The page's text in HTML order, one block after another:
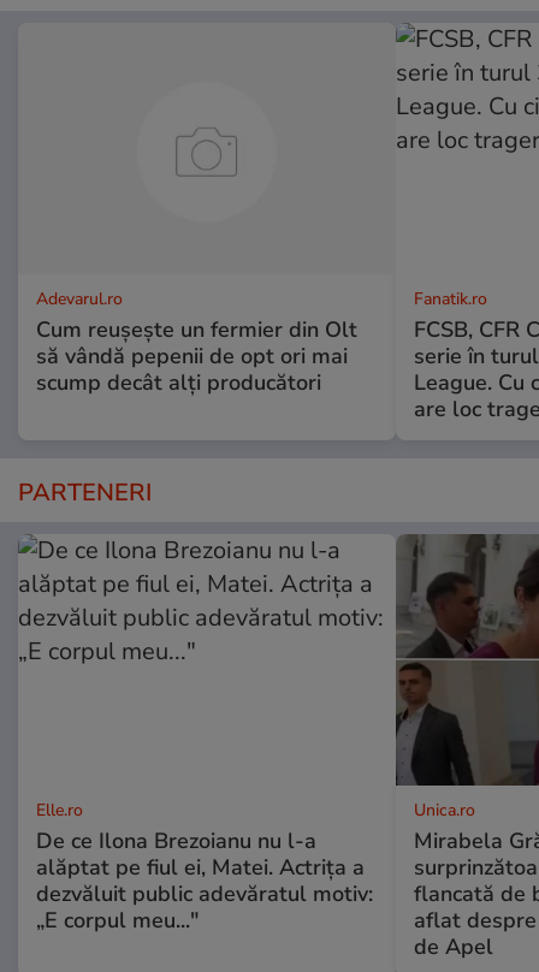
Adevarul.ro
Cum reușește un fermier din Olt
să vândă pepenii de opt ori mai
scump decât alți producători
Fanatik.ro
FCSB, CFR
serie în
League. Cu
are loc
PARTENERI
Elle.ro
De ce Ilona Brezoianu nu l-a
alăptat pe fiul ei, Matei. Actrița a
dezvăluit public adevăratul motiv:
„E corpul meu..."
Unica.ro
Mirabela
flancată de
aflat
de Apel